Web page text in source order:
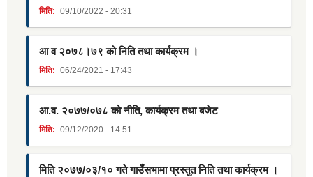
मिति: 09/10/2022 - 20:31
आ व २०७८।७९ को निति तथा कार्यक्रम ।
मिति: 06/24/2021 - 17:43
आ.व. २०७७/०७८ को नीति, कार्यक्रम तथा बजेट
मिति: 09/12/2020 - 14:51
मिति २०७७/०३/१० गते गाउँसभामा प्रस्तुत निति तथा कार्यक्रम ।